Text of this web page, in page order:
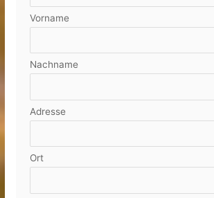
Vorname
Nachname
Adresse
Ort